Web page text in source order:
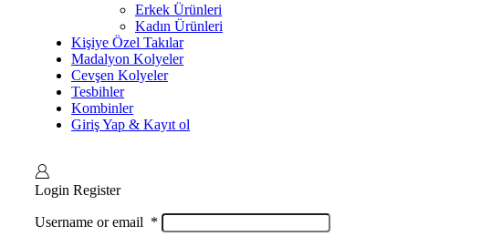
Erkek Ürünleri
Kadın Ürünleri
Kişiye Özel Takılar
Madalyon Kolyeler
Cevşen Kolyeler
Tesbihler
Kombinler
Giriş Yap & Kayıt ol
Login Register
Username or email *